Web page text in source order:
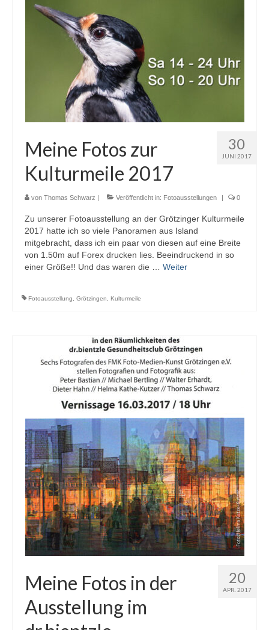
30
JUNI 2017
Meine Fotos zur
Kulturmeile 2017
von Thomas Schwarz | Veröffentlicht in: Fotoausstellungen | 0
Zu unserer Fotoausstellung an der Grötzinger Kulturmeile
2017 hatte ich so viele Panoramen aus Island
mitgebracht, dass ich ein paar von diesen auf eine Breite
von 1.50m auf Forex drucken lies. Beeindruckend in so
einer Größe!! Und das waren die … Weiter
Fotoausstellung Grötzingen Kulturmeile
20
APR. 2017
Meine Fotos in der
Ausstellung im